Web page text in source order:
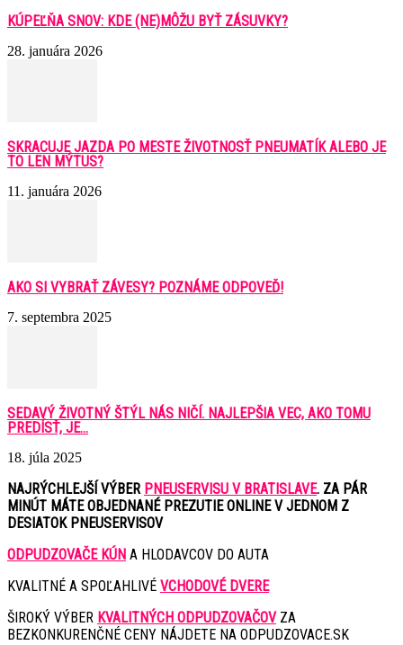
KÚPEĽŇA SNOV: KDE (NE)MÔŽU BYŤ ZÁSUVKY?
28. januára 2026
SKRACUJE JAZDA PO MESTE ŽIVOTNOSŤ PNEUMATÍK ALEBO JE
TO LEN MÝTUS?
11. januára 2026
AKO SI VYBRAŤ ZÁVESY? POZNÁME ODPOVEĎ!
7. septembra 2025
SEDAVÝ ŽIVOTNÝ ŠTÝL NÁS NIČÍ. NAJLEPŠIA VEC, AKO TOMU
PREDÍSŤ, JE...
18. júla 2025
NAJRÝCHLEJŠÍ VÝBER PNEUSERVISU V BRATISLAVE. ZA PÁR
MINÚT MÁTE OBJEDNANÉ PREZUTIE ONLINE V JEDNOM Z
DESIATOK PNEUSERVISOV
ODPUDZOVAČE KÚN A HLODAVCOV DO AUTA
KVALITNÉ A SPOĽAHLIVÉ VCHODOVÉ DVERE
ŠIROKÝ VÝBER KVALITNÝCH ODPUDZOVAČOVZA
BEZKONKURENČNÉ CENY NÁJDETE NA ODPUDZOVACE.SK